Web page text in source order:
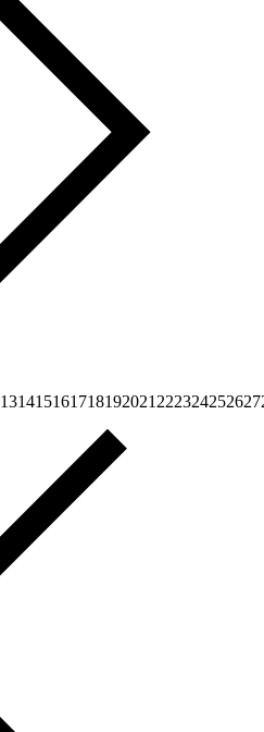
131415161718192021 222324252627